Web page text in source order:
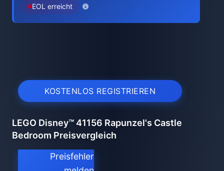
EOL erreicht
KOSTENLOS REGISTRIEREN
LEGO Disney™ 41156 Rapunzel's Castle
Bedroom Preisvergleich
Preisfehler